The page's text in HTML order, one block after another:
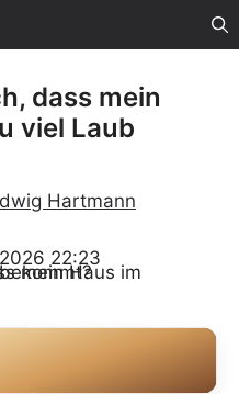
dass mein
viel Laub
Hartmann
22:23